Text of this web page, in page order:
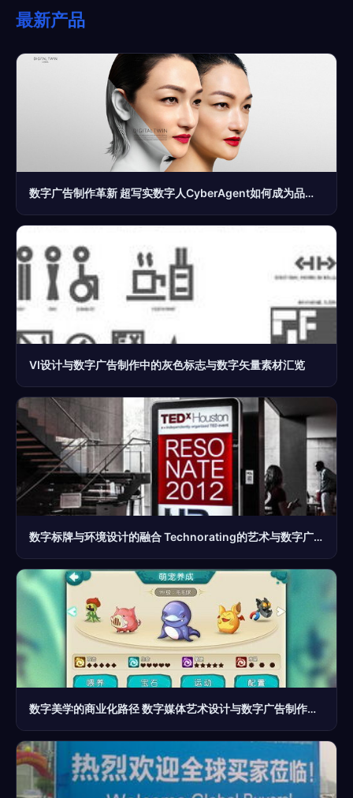
最新产品
数字广告制作革新 超写实数字人CyberAgent如何成为品牌新宠
VI设计与数字广告制作中的灰色标志与数字矢量素材汇览
数字标牌与环境设计的融合 Technorating的艺术与数字广告制作的革新
数字美学的商业化路径 数字媒体艺术设计与数字广告制作的融合创新